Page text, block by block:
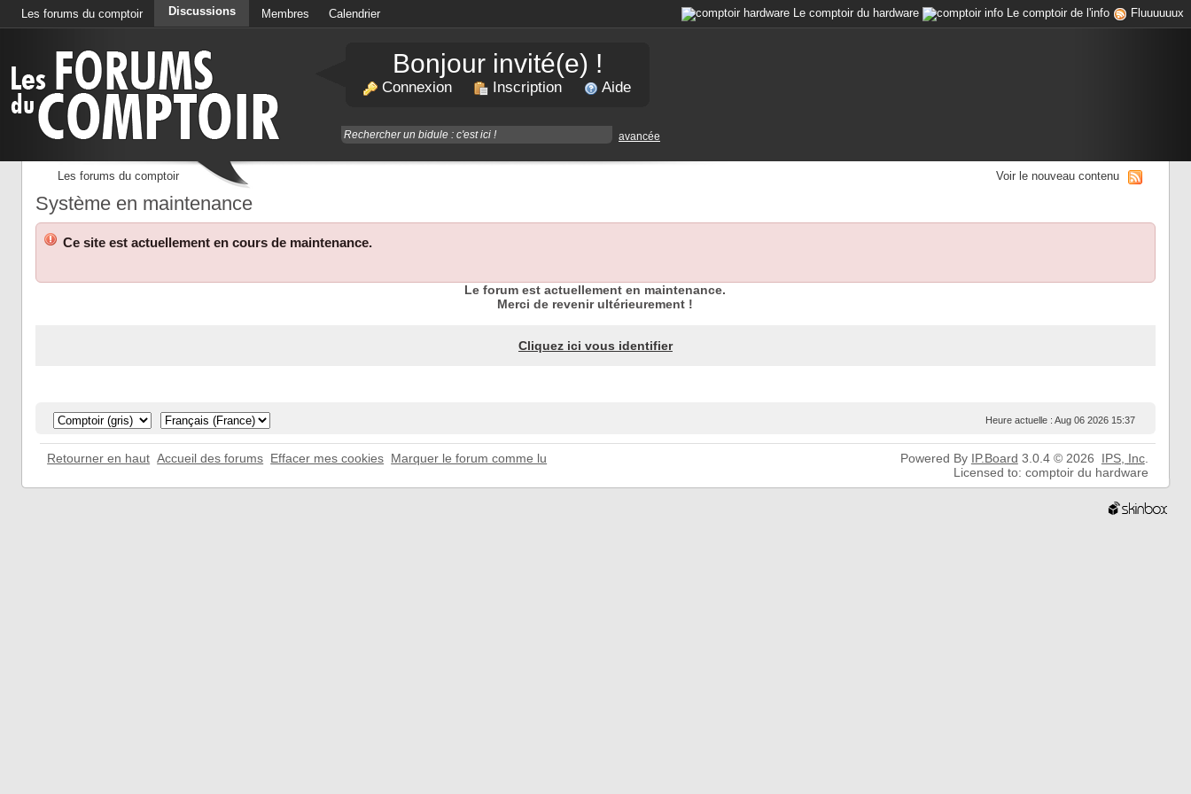
Les forums du comptoir Discussions Membres Calendrier Le comptoir du hardware Le comptoir de l'info Fluuuuuux
Bonjour invité(e) !
Connexion Inscription Aide
avancée
Les forums du comptoir Voir le nouveau contenu
Système en maintenance
Ce site est actuellement en cours de maintenance.
Le forum est actuellement en maintenance.
Merci de revenir ultérieurement !
Cliquez ici vous identifier
Heure actuelle : Aug 06 2026 15:37
Retourner en haut Accueil des forums Effacer mes cookies Marquer le forum comme lu Powered By IP.Board 3.0.4 © 2026 IPS, Inc.
Licensed to: comptoir du hardware